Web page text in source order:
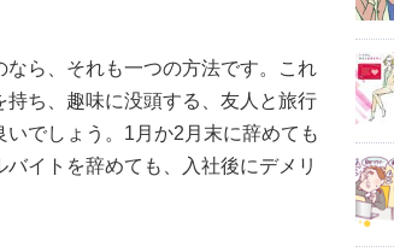
ら、それも一つの方法です。これ
ち、趣味に没頭する、友人と旅行
でしょう。1月か2月末に辞めても
イトを辞めても、入社後にデメリ